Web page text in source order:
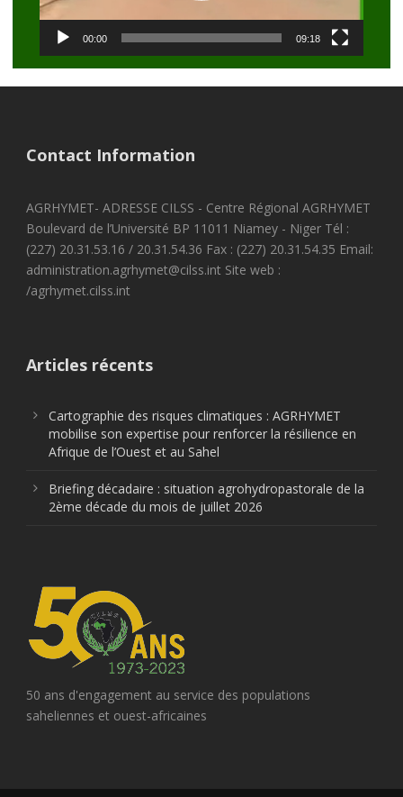
00:00 09:18
Contact Information
AGRHYMET- ADRESSE CILSS - Centre Régional AGRHYMET
Boulevard de l’Université BP 11011 Niamey - Niger Tél :
(227) 20.31.53.16 / 20.31.54.36 Fax : (227) 20.31.54.35 Email:
administration.agrhymet@cilss.int Site web :
/agrhymet.cilss.int
Articles récents
Cartographie des risques climatiques : AGRHYMET
mobilise son expertise pour renforcer la résilience en
Afrique de l’Ouest et au Sahel
Briefing décadaire : situation agrohydropastorale de la
2ème décade du mois de juillet 2026
50 ans d'engagement au service des populations
saheliennes et ouest-africaines